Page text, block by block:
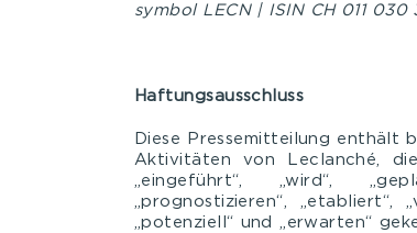
symbol LECN | ISIN CH 011 030
Haftungsausschluss
Diese Pressemitteilung enthält
Aktivitäten von Leclanché,
„eingeführt“, „wird“,
„prognostizieren“, „etabliert“,
„potenziell“ und „erwarten“